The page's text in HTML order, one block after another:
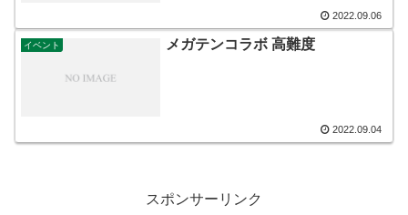
2022.09.06
イベント メガテンコラボ 高難度
2022.09.04
スポンサーリンク